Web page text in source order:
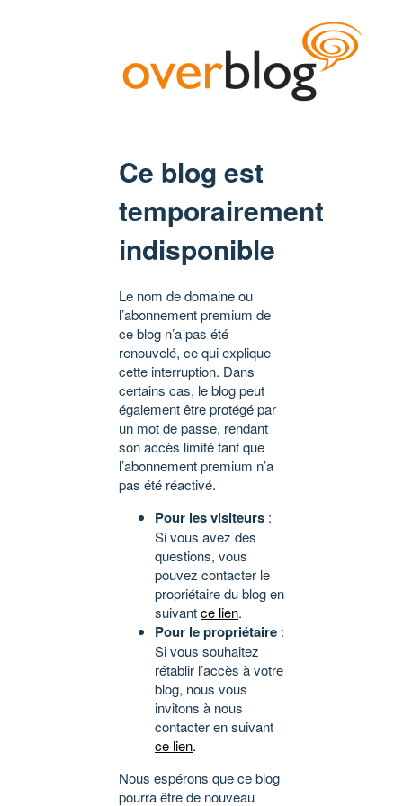
Ce blog est
temporairement
indisponible
Le nom de domaine ou
l’abonnement premium de
ce blog n’a pas été
renouvelé, ce qui explique
cette interruption. Dans
certains cas, le blog peut
également être protégé par
un mot de passe, rendant
son accès limité tant que
l’abonnement premium n’a
pas été réactivé.
Pour les visiteurs :
Si vous avez des
questions, vous
pouvez contacter le
propriétaire du blog en
suivantce lien.
Pour le propriétaire :
Si vous souhaitez
rétablir l’accès à votre
blog, nous vous
invitons à nous
contacter en suivant
ce lien.
Nous espérons que ce blog
pourra être de nouveau